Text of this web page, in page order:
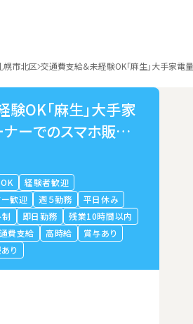
幌市北区 交通費支給＆未経験OK「麻生」大手家電
OK「麻生」大手家
ーでのスマホ販売・
経験者歓迎
ー歓迎 週５勤務
平日休み
制 即日勤務
残業10時間以内
費支給 高時給
賞与あり
り